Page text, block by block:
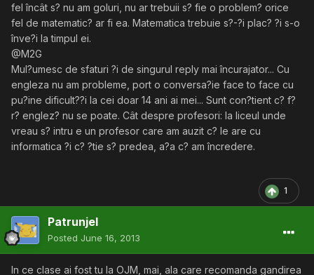
fel încât s? nu am goluri, nu ar trebuii s? fie o problem? orice
fel de matematic? ar fi ea. Matematica trebuie s?-?i plac? ?i s-o
înve?i la timpul ei.
@M2G
Mul?umesc de sfaturi ?i de singurul reply mai încurajator... Cu
engleza nu am probleme, port o conversa?ie face to face cu
pu?ine dificult??i la cei doar 14 ani ai mei... Sunt con?tient c? f?
r? englez? nu se poate. Cât despre profesori: la liceul unde
vreau s? intru e un profesor care am auzit c? le are cu
informatica ?i c? ?tie s? predea, a?a c? am încredere.
1
Patrunjel
Posted June 16, 2013
In ce clase ai fost tu la OJM, mai, ala care recomanda gandirea